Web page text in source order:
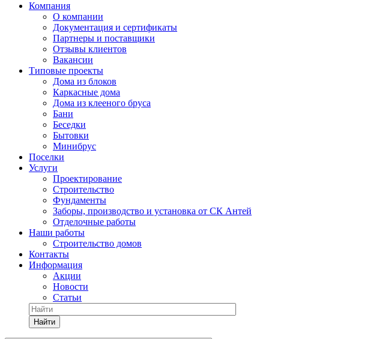
Компания
О компании
Документация и сертификаты
Партнеры и поставщики
Отзывы клиентов
Вакансии
Типовые проекты
Дома из блоков
Каркасные дома
Дома из клееного бруса
Бани
Беседки
Бытовки
Минибрус
Поселки
Услуги
Проектирование
Строительство
Фундаменты
Заборы, производство и установка от СК Антей
Отделочные работы
Наши работы
Строительство домов
Контакты
Информация
Акции
Новости
Статьи
Найти